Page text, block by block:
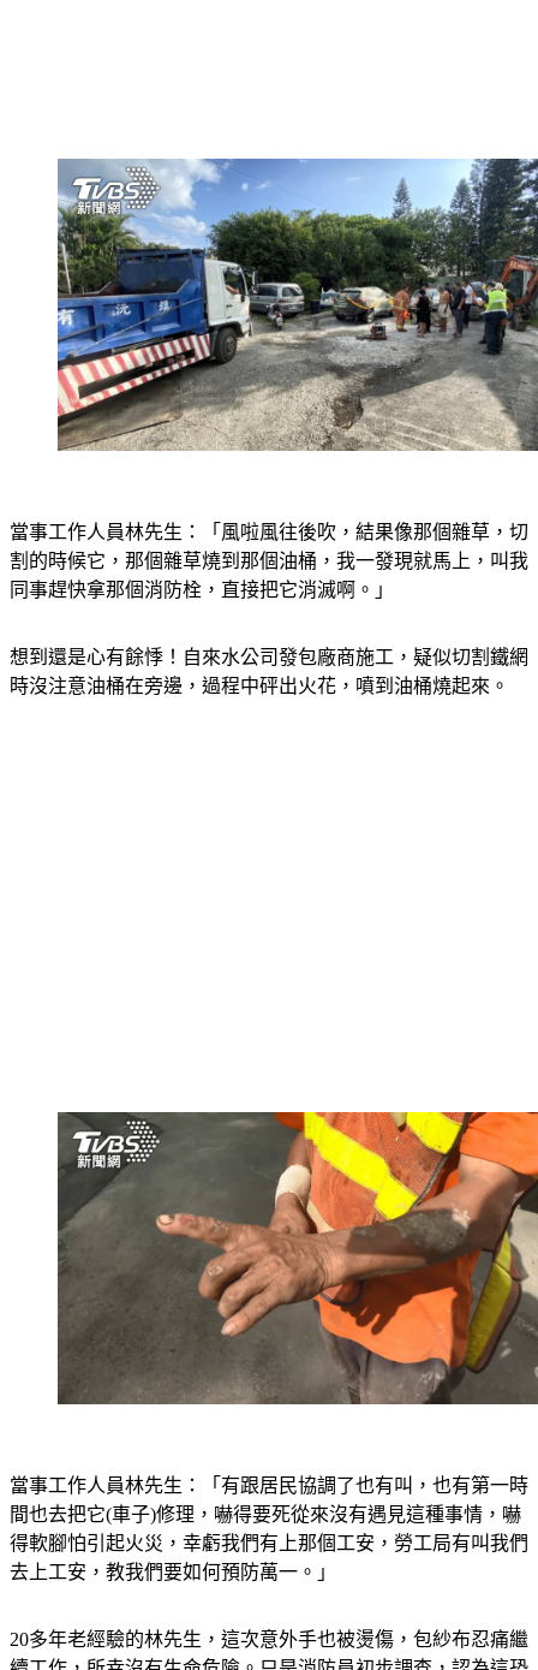
當事工作人員林先生：「風啦風往後吹，結果像那個雜草，切
割的時候它，那個雜草燒到那個油桶，我一發現就馬上，叫我
同事趕快拿那個消防栓，直接把它消滅啊。」
想到還是心有餘悸！自來水公司發包廠商施工，疑似切割鐵網
時沒注意油桶在旁邊，過程中砰出火花，噴到油桶燒起來。
當事工作人員林先生：「有跟居民協調了也有叫，也有第一時
間也去把它(車子)修理，嚇得要死從來沒有遇見這種事情，嚇
得軟腳怕引起火災，幸虧我們有上那個工安，勞工局有叫我們
去上工安，教我們要如何預防萬一。」
20多年老經驗的林先生，這次意外手也被燙傷，包紗布忍痛繼